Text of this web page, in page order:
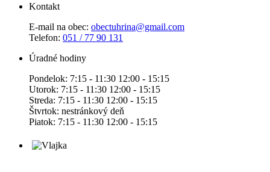
Kontakt
E-mail na obec: obectuhrina@gmail.com
Telefon: 051 / 77 90 131
Úradné hodiny
Pondelok: 7:15 - 11:30 12:00 - 15:15
Utorok: 7:15 - 11:30 12:00 - 15:15
Streda: 7:15 - 11:30 12:00 - 15:15
Štvrtok: nestránkový deň
Piatok: 7:15 - 11:30 12:00 - 15:15